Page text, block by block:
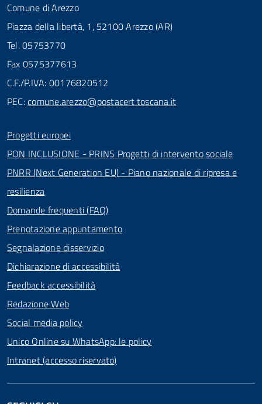
Comune di Arezzo
Piazza della libertà, 1, 52100 Arezzo (AR)
Tel. 05753770
Fax 0575377613
C.F./P.IVA: 00176820512
PEC:comune.arezzo@postacert.toscana.it
Progetti europei
PON INCLUSIONE - PRINS Progetti di intervento sociale
PNRR (Next Generation EU) - Piano nazionale di ripresa e
resilienza
Domande frequenti (FAQ)
Prenotazione appuntamento
Segnalazione disservizio
Dichiarazione di accessibilità
Feedback accessibilità
Redazione Web
Social media policy
Unico Online su WhatsApp: le policy
Intranet (accesso riservato)